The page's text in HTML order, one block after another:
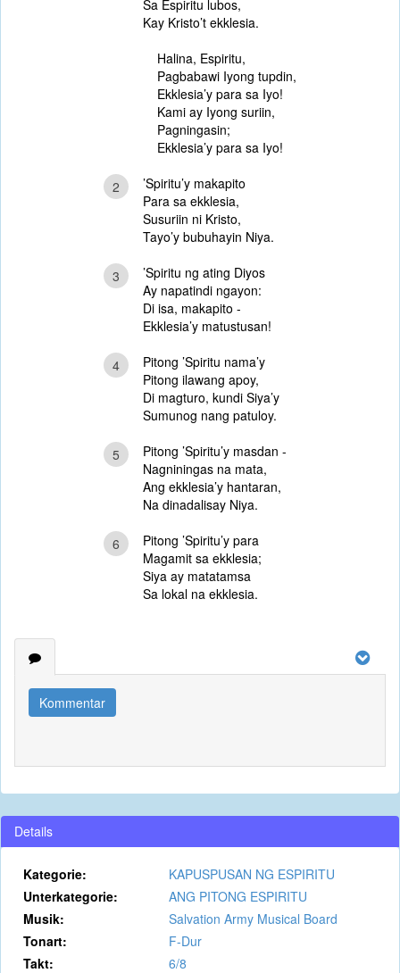
Sa Espiritu lubos,
Kay Kristo’t ekklesia.
Halina, Espiritu,
Pagbabawi Iyong tupdin,
Ekklesia’y para sa Iyo!
Kami ay Iyong suriin,
Pagningasin;
Ekklesia’y para sa Iyo!
2
’Spiritu’y makapito
Para sa ekklesia,
Susuriin ni Kristo,
Tayo’y bubuhayin Niya.
3
’Spiritu ng ating Diyos
Ay napatindi ngayon:
Di isa, makapito -
Ekklesia’y matustusan!
4
Pitong ’Spiritu nama’y
Pitong ilawang apoy,
Di magturo, kundi Siya’y
Sumunog nang patuloy.
5
Pitong ’Spiritu’y masdan -
Nagniningas na mata,
Ang ekklesia’y hantaran,
Na dinadalisay Niya.
6
Pitong ’Spiritu’y para
Magamit sa ekklesia;
Siya ay matatamsa
Sa lokal na ekklesia.
Kommentar
Details
Kategorie:
KAPUSPUSAN NG ESPIRITU
Unterkategorie:
ANG PITONG ESPIRITU
Musik:
Salvation Army Musical Board
Tonart:
F-Dur
Takt:
6/8